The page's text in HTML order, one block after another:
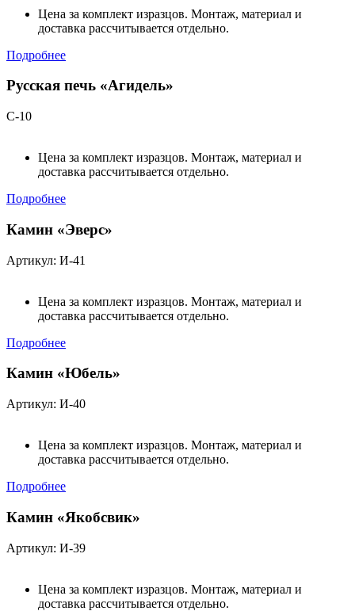
Цена за комплект изразцов. Монтаж, материал и
доставка рассчитывается отдельно.
Подробнее
Русская печь «Агидель»
С-10
Цена за комплект изразцов. Монтаж, материал и
доставка рассчитывается отдельно.
Подробнее
Камин «Эверс»
Артикул: И-41
Цена за комплект изразцов. Монтаж, материал и
доставка рассчитывается отдельно.
Подробнее
Камин «Юбель»
Артикул: И-40
Цена за комплект изразцов. Монтаж, материал и
доставка рассчитывается отдельно.
Подробнее
Камин «Якобсвик»
Артикул: И-39
Цена за комплект изразцов. Монтаж, материал и
доставка рассчитывается отдельно.